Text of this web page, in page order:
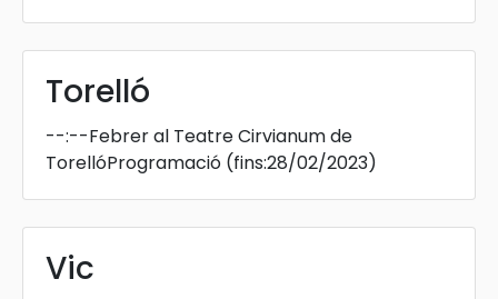
Torelló
--:--Febrer al Teatre Cirvianum de
TorellóProgramació (fins:28/02/2023)
Vic